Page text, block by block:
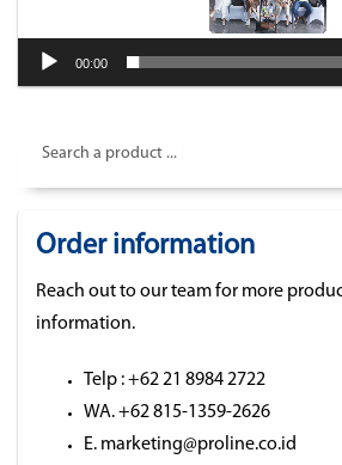
00:00
Search a product ...
Order information
Reach out to our team for more
information.
Telp : +62 21 8984 2722
WA. +62 815-1359-2626
E. marketing@proline.co.id